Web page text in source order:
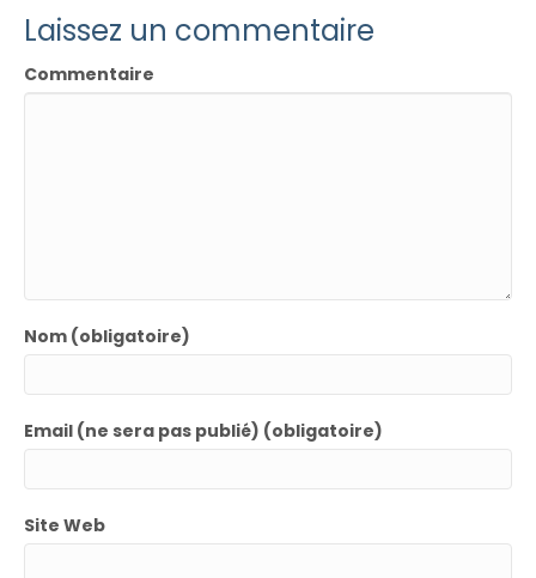
Laissez un commentaire
Commentaire
Nom (obligatoire)
Email (ne sera pas publié) (obligatoire)
Site Web